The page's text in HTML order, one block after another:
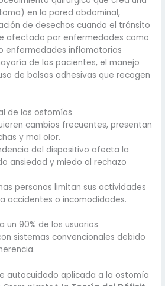
en la pared abdominal,
de desechos cuando el tránsito
afectado por enfermedades como
enfermedades inflamatorias
de los pacientes, el manejo
de bolsas adhesivas que recogen
de las ostomías
cambios frecuentes, presentan
y mal olor.
del dispositivo afecta la
ansiedad y miedo al rechazo
personas limitan sus actividades
accidentes o incomodidades.
un 90% de los usuarios
sistemas convencionales debido
autocuidado aplicada a la ostomía